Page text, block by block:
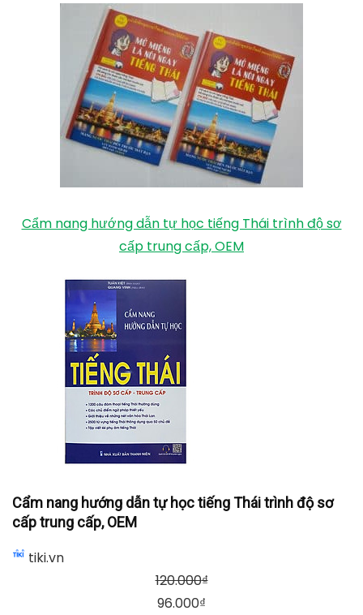
Cẩm nang hướng dẫn tự học tiếng Thái trình độ sơ
cấp trung cấp, OEM
Cẩm nang hướng dẫn tự học tiếng Thái trình độ sơ
cấp trung cấp, OEM
tiki.vn
120.000₫
96.000₫